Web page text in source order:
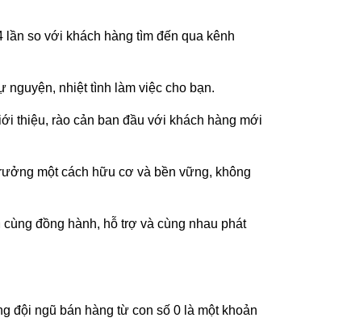
so với khách hàng tìm đến qua kênh
nguyện, nhiệt tình làm việc cho bạn.
thiệu, rào cản ban đầu với khách hàng mới
một cách hữu cơ và bền vững, không
đồng hành, hỗ trợ và cùng nhau phát
đội ngũ bán hàng từ con số 0 là một khoản